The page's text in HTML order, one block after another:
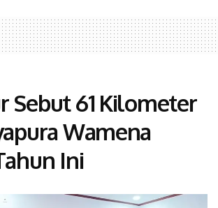
Sebut 61 Kilometer
Wamena
Ini